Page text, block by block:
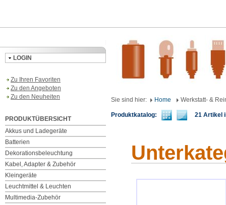
LOGIN
Zu Ihren Favoriten
Zu den Angeboten
Zu den Neuheiten
PRODUKTÜBERSICHT
Akkus und Ladegeräte
Batterien
Dekorationsbeleuchtung
Kabel, Adapter & Zubehör
Kleingeräte
Leuchtmittel & Leuchten
Multimedia-Zubehör
Sie sind hier: Home Werkstatt- &
Produktkatalog: 21 Artikel